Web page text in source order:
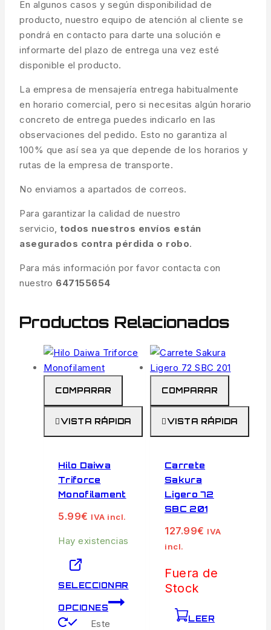
En algunos casos y según disponibilidad de
producto, nuestro equipo de atención al cliente se
pondrá en contacto para darte una solución e
informarte del plazo de entrega una vez esté
disponible el producto.
La empresa de mensajería entrega habitualmente
en horario comercial, pero si necesitas algún horario
concreto de entrega puedes indicarlo en las
observaciones del pedido. Esto no garantiza al
100% que así sea ya que depende de los horarios y
rutas de la empresa de transporte.
No enviamos a apartados de correos.
Para garantizar la calidad de nuestro
servicio, todos nuestros envíos están
asegurados contra pérdida o robo.
Para más información por favor contacta con
nuestro 647155654
Productos Relacionados
COMPARAR
VISTA RÁPIDA
Hilo Daiwa
Triforce
Monofilament
5.99€ IVA incl.
Hay existencias
SELECCIONAR
OPCIONES
Este
COMPARAR
VISTA RÁPIDA
Carrete
Sakura
Ligero 72
SBC 201
127.99€ IVA
incl.
Fuera de
Stock
LEER